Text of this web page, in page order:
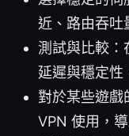
近、路由吞吐
測試與比較：
延遲與穩定性
對於某些遊戲
VPN 使用，